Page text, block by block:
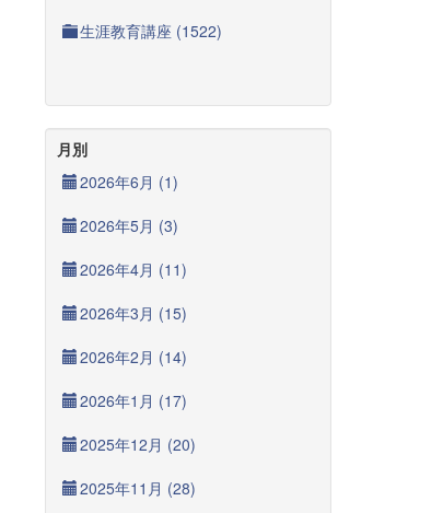
生涯教育講座 (1522)
月別
2026年6月 (1)
2026年5月 (3)
2026年4月 (11)
2026年3月 (15)
2026年2月 (14)
2026年1月 (17)
2025年12月 (20)
2025年11月 (28)